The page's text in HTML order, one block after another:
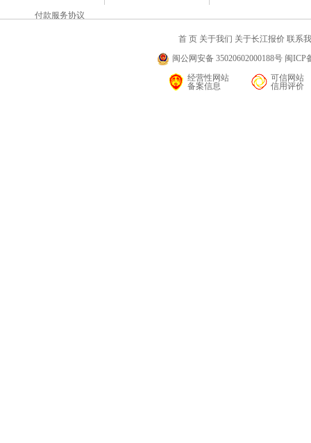
付款服务协议
首 页 关于我们 关于长江报价 联系
闽公网安备 35020602000188号 闽ICP
经营性网站
备案信息
可信网站
信用评价